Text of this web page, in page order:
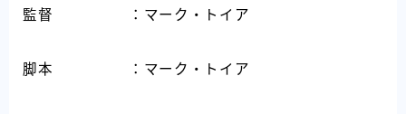
監督 ：マーク・トイア
脚本 ：マーク・トイア